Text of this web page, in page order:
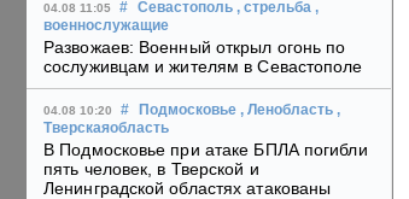
04.08 11:05 # Севастополь , стрельба ,
военнослужащие
Развожаев: Военный открыл огонь по
сослуживцам и жителям в Севастополе
04.08 10:20 # Подмосковье , Ленобласть ,
Тверскаяобласть
В Подмосковье при атаке БПЛА погибли
пять человек, в Тверской и
Ленинградской областях атакованы